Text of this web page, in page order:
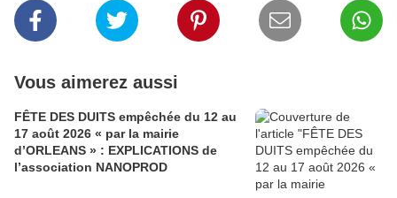
Vous aimerez aussi
FÊTE DES DUITS empêchée du 12 au
17 août 2026 « par la mairie
d’ORLEANS » : EXPLICATIONS de
l’association NANOPROD